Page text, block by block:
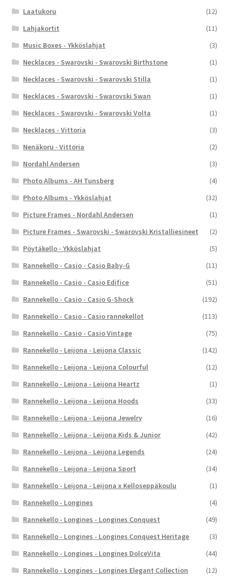
Laatukoru
(12)
Lahjakortit
(11)
Music Boxes - Ykköslahjat
(3)
Necklaces - Swarovski - Swarovski Birthstone
(1)
Necklaces - Swarovski - Swarovski Stilla
(1)
Necklaces - Swarovski - Swarovski Swan
(1)
Necklaces - Swarovski - Swarovski Volta
(1)
Necklaces - Vittoria
(3)
Nenäkoru - Vittoria
(2)
Nordahl Andersen
(3)
Photo Albums - AH Tunsberg
(4)
Photo Albums - Ykköslahjat
(32)
Picture Frames - Nordahl Andersen
(1)
Picture Frames - Swarovski - Swarovski Kristalliesineet
(2)
Pöytäkello - Ykköslahjat
(5)
Rannekello - Casio - Casio Baby-G
(11)
Rannekello - Casio - Casio Edifice
(51)
Rannekello - Casio - Casio G-Shock
(192)
Rannekello - Casio - Casio rannekellot
(113)
Rannekello - Casio - Casio Vintage
(75)
Rannekello - Leijona - Leijona Classic
(142)
Rannekello - Leijona - Leijona Colourful
(12)
Rannekello - Leijona - Leijona Heartz
(1)
Rannekello - Leijona - Leijona Hoods
(33)
Rannekello - Leijona - Leijona Jewelry
(16)
Rannekello - Leijona - Leijona Kids & Junior
(42)
Rannekello - Leijona - Leijona Legends
(24)
Rannekello - Leijona - Leijona Sport
(34)
Rannekello - Leijona - Leijona x Kelloseppäkoulu
(1)
Rannekello - Longines
(4)
Rannekello - Longines - Longines Conquest
(49)
Rannekello - Longines - Longines Conquest Heritage
(3)
Rannekello - Longines - Longines DolceVita
(44)
Rannekello - Longines - Longines Elegant Collection
(12)